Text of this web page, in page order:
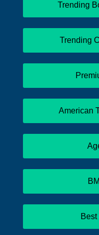
Trending
Trending
American